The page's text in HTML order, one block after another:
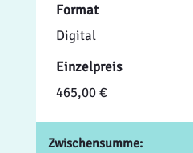
Format
Digital
Einzelpreis
465,00 €
Zwischensumme: